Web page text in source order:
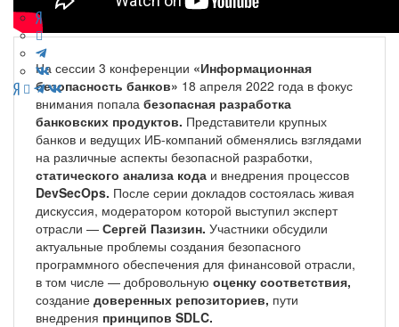
На сессии 3 конференции «Информационная
безопасность банков» 18 апреля 2022 года в фокус
внимания попала безопасная разработка
банковских продуктов. Представители крупных
банков и ведущих ИБ-компаний обменялись взглядами
на различные аспекты безопасной разработки,
статического анализа кода и внедрения процессов
DevSecOps. После серии докладов состоялась живая
дискуссия, модератором которой выступил эксперт
отрасли — Сергей Пазизин. Участники обсудили
актуальные проблемы создания безопасного
программного обеспечения для финансовой отрасли,
в том числе — добровольную оценку соответствия,
создание доверенных репозиториев, пути
внедрения принципов SDLC.